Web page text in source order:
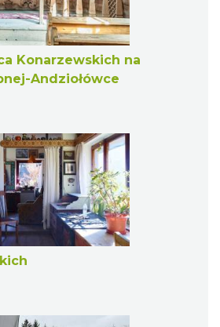
Konarzewskich na
Andziołówce